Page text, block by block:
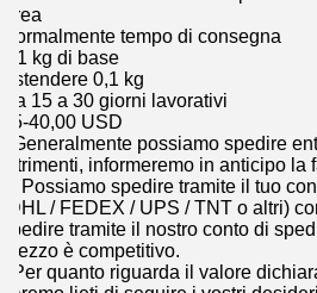
Area
Normalmente tempo di consegna
0.1 kg di base
Estendere 0,1 kg
Da 15 a 30 giorni lavorativi
25-40,00 USD
1Generalmente possiamo spedire
altrimenti, informeremo in anticipo la
2. Possiamo spedire tramite il tuo
(DHL / FEDEX / UPS / TNT o altri)
spedire tramite il nostro conto di
prezzo è competitivo.
3Per quanto riguarda il valore